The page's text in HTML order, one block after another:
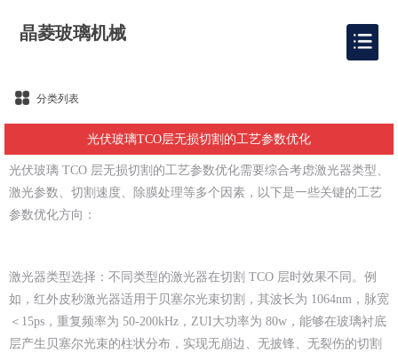
晶菱玻璃机械
分类列表
光伏玻璃TCO层无损切割的工艺参数优化
光伏玻璃 TCO 层无损切割的工艺参数优化需要综合考虑激光器类型、
激光参数、切割速度、除膜处理等多个因素，以下是一些关键的工艺
参数优化方向：
激光器类型选择：不同类型的激光器在切割 TCO 层时效果不同。例
如，红外皮秒激光器适用于贝塞尔光束切割，其波长为 1064nm，脉宽
＜15ps，重复频率为 50-200kHz，ZUI大功率为 80w，能够在玻璃衬底
层产生贝塞尔光束的柱状分布，实现无崩边、无披锋、无裂伤的切割